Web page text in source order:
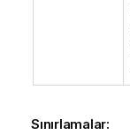
Sınırlamalar: